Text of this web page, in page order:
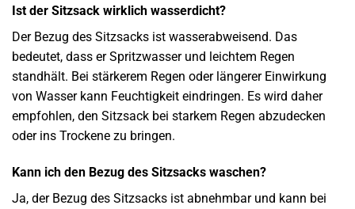
Ist der Sitzsack wirklich wasserdicht?
Der Bezug des Sitzsacks ist wasserabweisend. Das
bedeutet, dass er Spritzwasser und leichtem Regen
standhält. Bei stärkerem Regen oder längerer Einwirkung
von Wasser kann Feuchtigkeit eindringen. Es wird daher
empfohlen, den Sitzsack bei starkem Regen abzudecken
oder ins Trockene zu bringen.
Kann ich den Bezug des Sitzsacks waschen?
Ja, der Bezug des Sitzsacks ist abnehmbar und kann bei